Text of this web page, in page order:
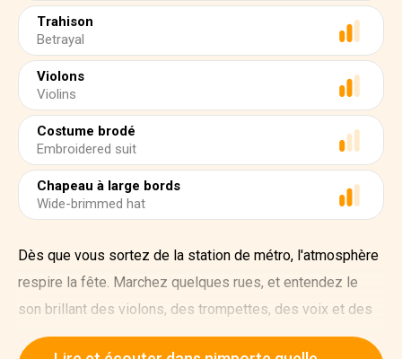
Trahison
Betrayal
Violons
Violins
Costume brodé
Embroidered suit
Chapeau à large bords
Wide-brimmed hat
Dès que vous sortez de la station de métro, l'atmosphère
respire la fête. Marchez quelques rues, et entendez le
son brillant des violons, des trompettes, des voix et des
accords qui émeuvent même les visiteurs les plus